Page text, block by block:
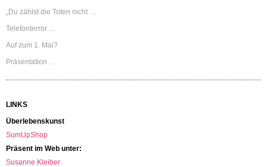
„Du zählst die Toten nicht …
Telefonterror …
Auf zum 1. Mai?
Präsentation …
LINKS
Überlebenskunst
SumUpShop
Präsent im Web unter:
Susanne Kleiber